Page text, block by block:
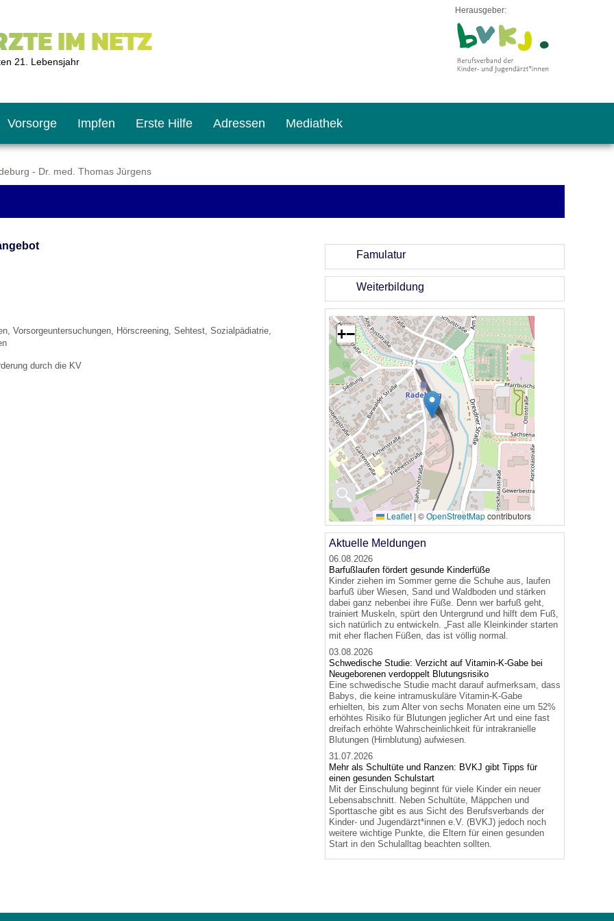
IM NETZ
21. Lebensjahr
Herausgeber:
Vorsorge Impfen Erste Hilfe Adressen Mediathek
Bildschirmmediengebrauch
- Dr. med. Thomas Jürgens
Vorsorgeuntersuchungen, Hörscreening, Sehtest, Sozialpädiatrie,
durch die KV
Famulatur
Weiterbildung
🔍
+−
Leaflet | ©OpenStreetMapcontributors
Aktuelle Meldungen
06.08.2026
Barfußlaufen fördert gesunde Kinderfüße
Kinder ziehen im Sommer gerne die Schuhe aus, laufen
barfuß über Wiesen, Sand und Waldboden und stärken
dabei ganz nebenbei ihre Füße. Denn wer barfuß geht,
trainiert Muskeln, spürt den Untergrund und hilft dem Fuß,
sich natürlich zu entwickeln. „Fast alle Kleinkinder starten
mit eher flachen Füßen, das ist völlig normal.
03.08.2026
Schwedische Studie: Verzicht auf Vitamin-K-Gabe bei
Neugeborenen verdoppelt Blutungsrisiko
Eine schwedische Studie macht darauf aufmerksam, dass
Babys, die keine intramuskuläre Vitamin-K-Gabe
erhielten, bis zum Alter von sechs Monaten eine um 52%
erhöhtes Risiko für Blutungen jeglicher Art und eine fast
dreifach erhöhte Wahrscheinlichkeit für intrakranielle
Blutungen (Hirnblutung) aufwiesen.
31.07.2026
Mehr als Schultüte und Ranzen: BVKJ gibt Tipps für
einen gesunden Schulstart
Mit der Einschulung beginnt für viele Kinder ein neuer
Lebensabschnitt. Neben Schultüte, Mäppchen und
Sporttasche gibt es aus Sicht des Berufsverbands der
Kinder- und Jugendärzt*innen e.V. (BVKJ) jedoch noch
weitere wichtige Punkte, die Eltern für einen gesunden
Start in den Schulalltag beachten sollten.